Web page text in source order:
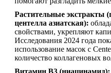
Растительные экстракты
центелла азиатская):
свойствами, укрепляют
Исследования 2024 года
использование масок с
количество коллагеновых